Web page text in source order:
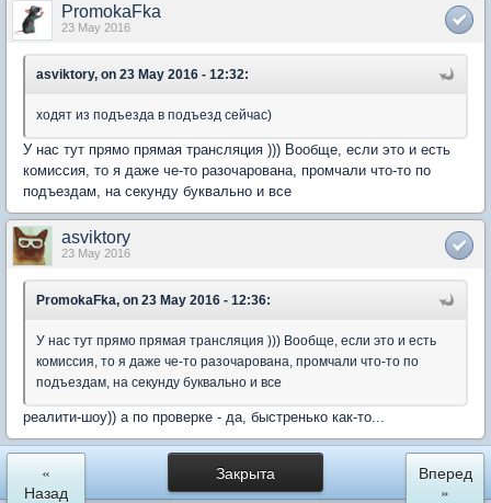
PromokaFka
23 May 2016
asviktory, on 23 May 2016 - 12:32:
ходят из подъезда в подъезд сейчас)
У нас тут прямо прямая трансляция ))) Вообще, если это и есть
комиссия, то я даже че-то разочарована, промчали что-то по
подъездам, на секунду буквально и все
asviktory
23 May 2016
PromokaFka, on 23 May 2016 - 12:36:
У нас тут прямо прямая трансляция ))) Вообще, если это и есть
комиссия, то я даже че-то разочарована, промчали что-то по
подъездам, на секунду буквально и все
реалити-шоу)) а по проверке - да, быстренько как-то...
Закрыта
«
Назад
Вперед
»